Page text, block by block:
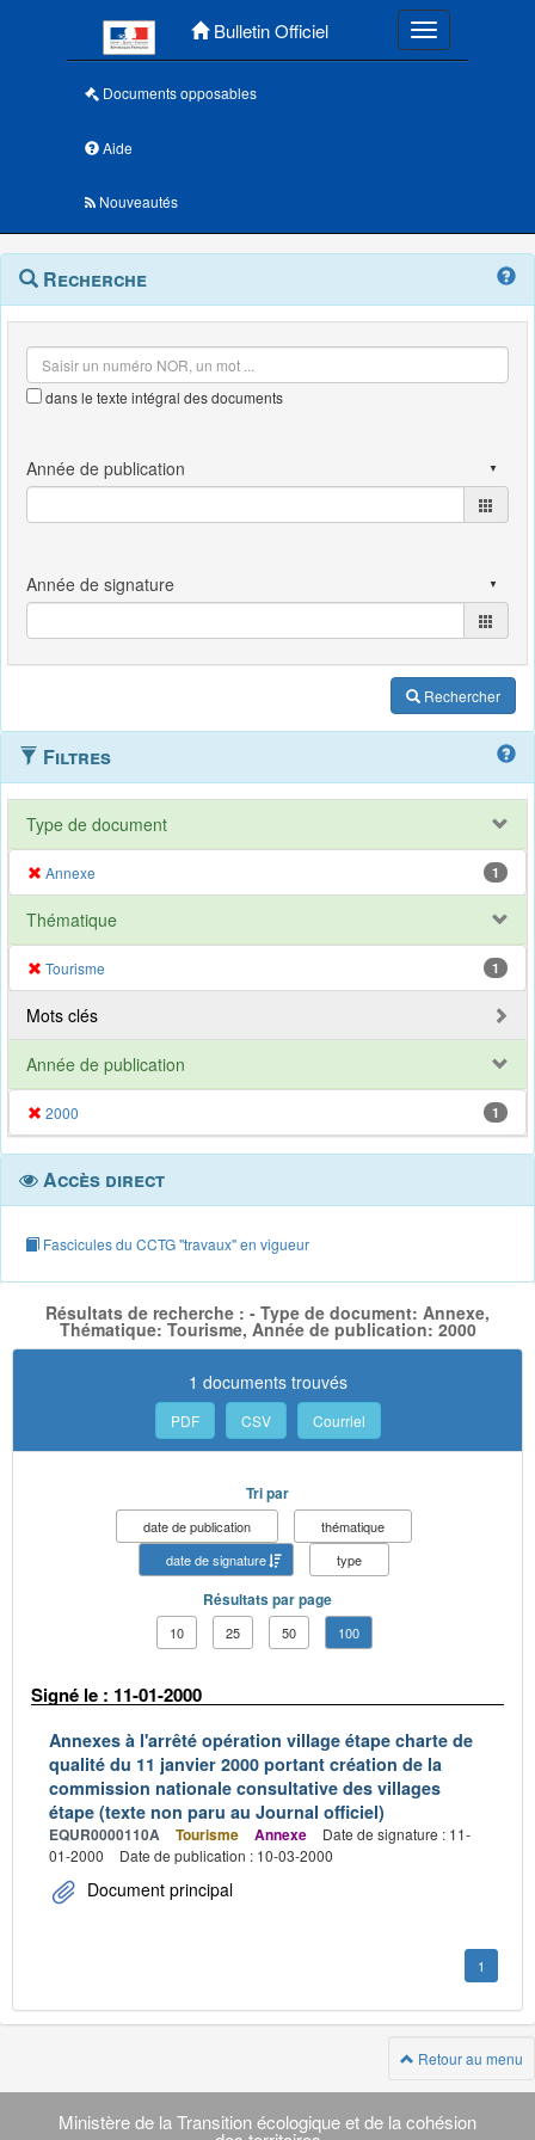
Bulletin Officiel Toggle
Documents opposables
Aide
Nouveautés
Navigation
outils
Menu
contextuel
Recherche
dans le texte intégral des documents
Rechercher
Filtres
Type de document
Annexe 1
Thématique
Tourisme 1
Mots clés
Année de publication
2000 1
Accès direct
Fascicules du CCTG "travaux" en vigueur
Résultats de recherche : - Type de document: Annexe,
Thématique: Tourisme, Année de publication: 2000
1 documents trouvés
PDF CSV Courriel
Tri par
date de publication
thématique
date de signature
type
Résultats par page
10 25 50 100
Signé le : 11-01-2000
Annexes à l'arrêté opération village étape charte de
qualité du 11 janvier 2000 portant création de la
commission nationale consultative des villages
étape (texte non paru au Journal officiel)
EQUR0000110A Tourisme Annexe
Date de signature : 11-
01-2000
Date de publication : 10-03-2000
Document principal
1
Retour au menu
Navigation
transverse
Ministère de la Transition écologique et de la cohésion